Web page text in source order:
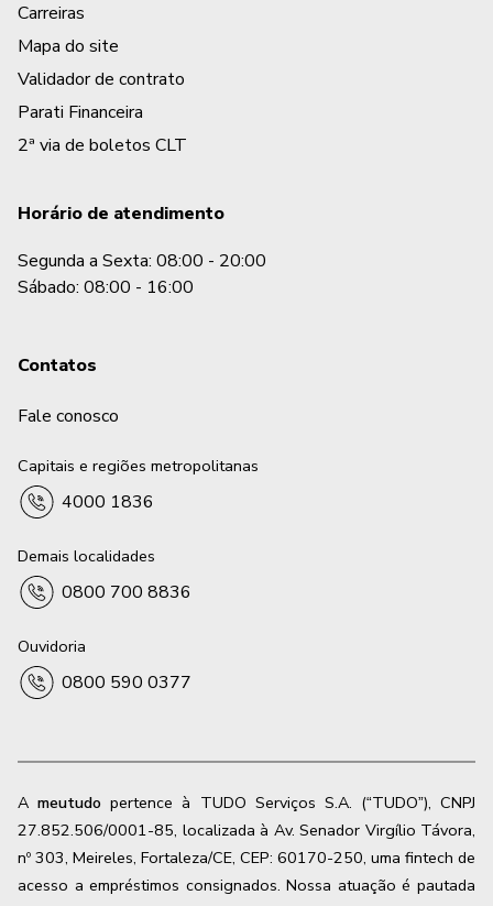
Carreiras
Mapa do site
Validador de contrato
Parati Financeira
2ª via de boletos CLT
Horário de atendimento
Segunda a Sexta: 08:00 - 20:00
Sábado: 08:00 - 16:00
Contatos
Fale conosco
Capitais e regiões metropolitanas
4000 1836
Demais localidades
0800 700 8836
Ouvidoria
0800 590 0377
Ameutudo pertence à TUDO Serviços S.A. (“TUDO”), CNPJ
27.852.506/0001-85, localizada à Av. Senador Virgílio Távora,
nº 303, Meireles, Fortaleza/CE, CEP: 60170-250, uma fintech de
acesso a empréstimos consignados. Nossa atuação é pautada